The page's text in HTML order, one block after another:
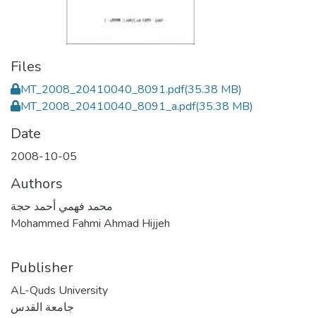
Files
MT_2008_20410040_8091.pdf(35.38 MB)
MT_2008_20410040_8091_a.pdf(35.38 MB)
Date
2008-10-05
Authors
محمد فهمي أحمد حجة
Mohammed Fahmi Ahmad Hijjeh
Publisher
AL-Quds University
جامعة القدس